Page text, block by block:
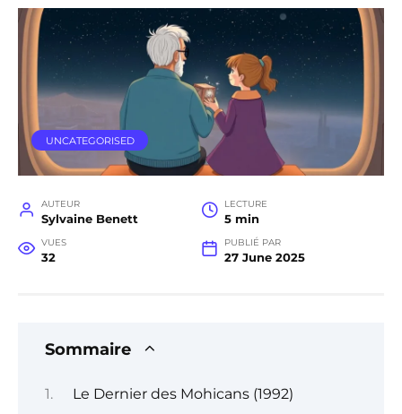
UNCATEGORISED
AUTEUR
Sylvaine Benett
LECTURE
5 min
VUES
32
PUBLIÉ PAR
27 June 2025
Sommaire
Le Dernier des Mohicans (1992)